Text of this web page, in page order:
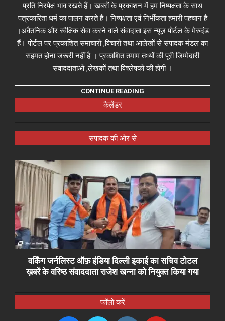
प्रति निरपेक्ष भाव रखते हैं। ख़बरों के प्रकाशन में हम निष्पक्षता के साथ
पत्रकारिता धर्म का पालन करते हैं। निष्पक्षता एवं निर्भीकता हमारी पहचान है
।अवैतनिक और स्वैक्षिक सेवा करने वाले संवादाता इस न्यूज़ पोर्टल के मेरुदंड
हैं। पोर्टल पर प्रकाशित समाचारों ,विचारों तथा आलेखों से संपादक मंडल का
सहमत होना जरूरी नहीं है । प्रकाशित तमाम तथ्यों की पूरी जिम्मेदारी
संवाददाताओं ,लेखकों तथा विश्लेषकों की होगी ।
CONTINUE READING
कैलेंडर
संपादक की ओर से
वर्किंग जर्नलिस्ट ऑफ़ इंडिया दिल्ली इकाई का सचिव टोटल
ख़बरें के वरिष्ठ संवाददाता राजेश खन्ना को नियुक्त किया गया
फॉलो करें